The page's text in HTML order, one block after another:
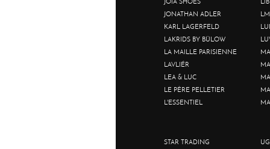
JONATHAN ADLER
KARL LAGERFELD
LAKRIDS BY BÜLOW
LA MAILLE PARISIENNE
LAVLIÉR
LEA & LUC
LE PÈRE PELLETIER
L'ESSENTIEL
STAR TRADING